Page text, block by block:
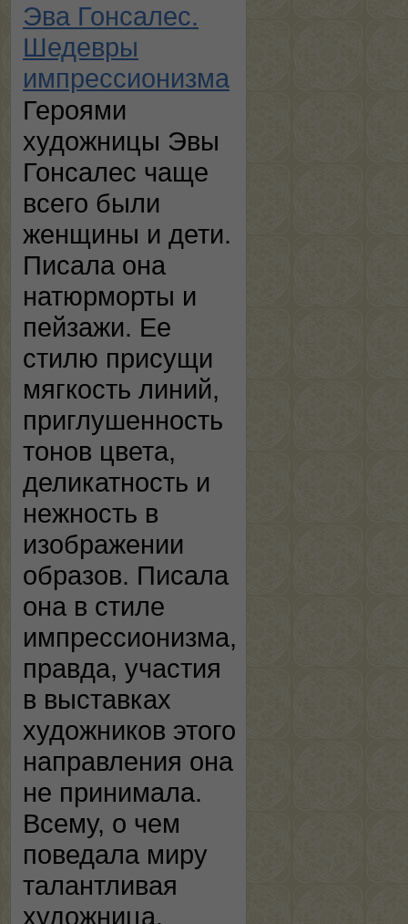
Эва Гонсалес.
Шедевры
импрессионизма
Героями
художницы Эвы
Гонсалес чаще
всего были
женщины и дети.
Писала она
натюрморты и
пейзажи. Ее
стилю присущи
мягкость линий,
приглушенность
тонов цвета,
деликатность и
нежность в
изображении
образов. Писала
она в стиле
импрессионизма,
правда, участия
в выставках
художников этого
направления она
не принимала.
Всему, о чем
поведала миру
талантливая
художница,